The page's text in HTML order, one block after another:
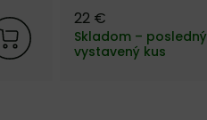
22 €
Skladom – posledný
vystavený kus